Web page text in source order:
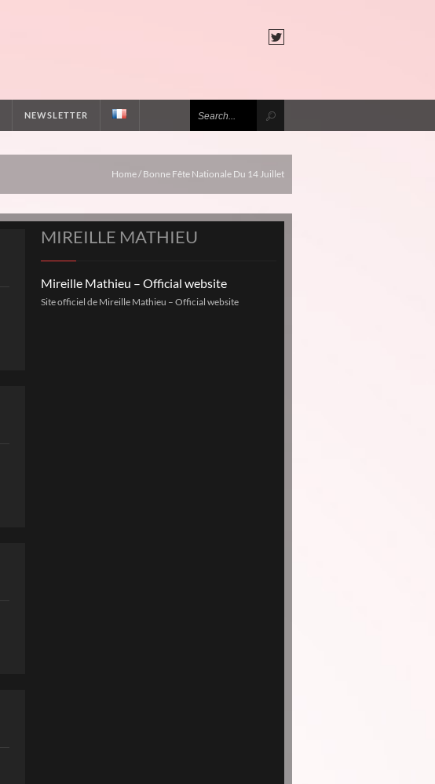
NEWSLETTER
Home/Bonne Fête Nationale Du 14 Juillet
MIREILLE MATHIEU
Mireille Mathieu – Official website
Site officiel de Mireille Mathieu – Official website